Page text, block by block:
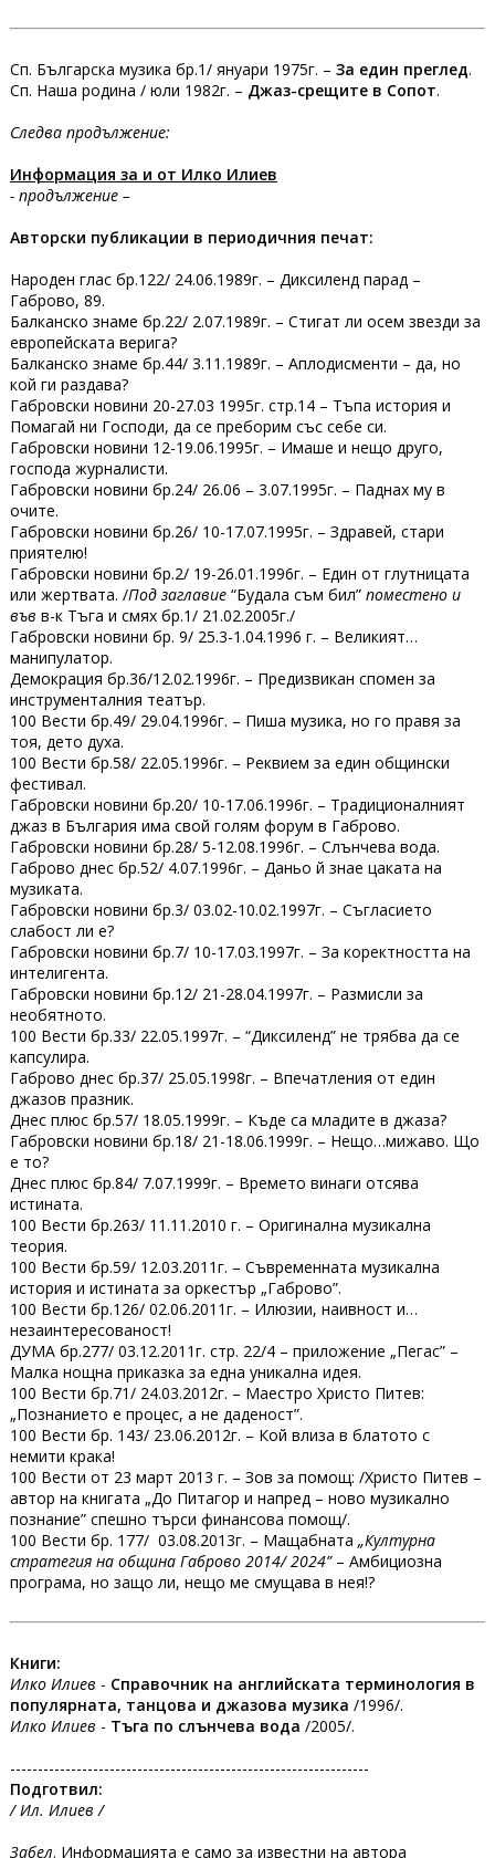
Сп. Българска музика бр.1/ януари 1975г. – За един преглед.
Сп. Наша родина / юли 1982г. – Джаз-срещите в Сопот.
Следва продължение:
Информация за и от Илко Илиев
- продължение –
Авторски публикации в периодичния печат:
Народен глас бр.122/ 24.06.1989г. – Диксиленд парад –
Габрово, 89.
Балканско знаме бр.22/ 2.07.1989г. – Стигат ли осем звезди за
европейската верига?
Балканско знаме бр.44/ 3.11.1989г. – Аплодисменти – да, но
кой ги раздава?
Габровски новини 20-27.03 1995г. стр.14 – Тъпа история и
Помагай ни Господи, да се преборим със себе си.
Габровски новини 12-19.06.1995г. – Имаше и нещо друго,
господа журналисти.
Габровски новини бр.24/ 26.06 – 3.07.1995г. – Паднах му в
очите.
Габровски новини бр.26/ 10-17.07.1995г. – Здравей, стари
приятелю!
Габровски новини бр.2/ 19-26.01.1996г. – Един от глутницата
или жертвата. /Под заглавие“Будала съм бил” поместено и
във в-к Тъга и смях бр.1/ 21.02.2005г./
Габровски новини бр. 9/ 25.3-1.04.1996 г. – Великият…
манипулатор.
Демокрация бр.36/12.02.1996г. – Предизвикан спомен за
инструменталния театър.
100 Вести бр.49/ 29.04.1996г. – Пиша музика, но го правя за
тоя, дето духа.
100 Вести бр.58/ 22.05.1996г. – Реквием за един общински
фестивал.
Габровски новини бр.20/ 10-17.06.1996г. – Традиционалният
джаз в България има свой голям форум в Габрово.
Габровски новини бр.28/ 5-12.08.1996г. – Слънчева вода.
Габрово днес бр.52/ 4.07.1996г. – Даньо й знае цаката на
музиката.
Габровски новини бр.3/ 03.02-10.02.1997г. – Съгласието
слабост ли е?
Габровски новини бр.7/ 10-17.03.1997г. – За коректността на
интелигента.
Габровски новини бр.12/ 21-28.04.1997г. – Размисли за
необятното.
100 Вести бр.33/ 22.05.1997г. – “Диксиленд” не трябва да се
капсулира.
Габрово днес бр.37/ 25.05.1998г. – Впечатления от един
джазов празник.
Днес плюс бр.57/ 18.05.1999г. – Къде са младите в джаза?
Габровски новини бр.18/ 21-18.06.1999г. – Нещо…мижаво. Що
е то?
Днес плюс бр.84/ 7.07.1999г. – Времето винаги отсява
истината.
100 Вести бр.263/ 11.11.2010 г. – Оригинална музикална
теория.
100 Вести бр.59/ 12.03.2011г. – Съвременната музикална
история и истината за оркестър „Габрово”.
100 Вести бр.126/ 02.06.2011г. – Илюзии, наивност и…
незаинтересованост!
ДУМА бр.277/ 03.12.2011г. стр. 22/4 – приложение „Пегас” –
Малка нощна приказка за една уникална идея.
100 Вести бр.71/ 24.03.2012г. – Маестро Христо Питев:
„Познанието е процес, а не даденост”.
100 Вести бр. 143/ 23.06.2012г. – Кой влиза в блатото с
немити крака!
100 Вести от 23 март 2013 г. – Зов за помощ: /Христо Питев –
автор на книгата „До Питагор и напред – ново музикално
познание” спешно търси финансова помощ/.
100 Вести бр. 177/ 03.08.2013г. – Мащабната „Културна
стратегия на община Габрово 2014/ 2024”– Амбициозна
програма, но защо ли, нещо ме смущава в нея!?
Книги:
Илко Илиев - Справочник на английската терминология в
популярната, танцова и джазова музика /1996/.
Илко Илиев - Тъга по слънчева вода /2005/.
-----------------------------------------------------------------
Подготвил:
/ Ил. Илиев /
Забел. Информацията е само за известни на автора